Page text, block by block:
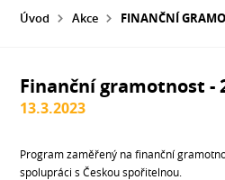
Úvod Akce FINANČNÍ
Finanční gramotnost -
13.3.2023
Program zaměřený na finanční
spolupráci s Českou spořitelnou.